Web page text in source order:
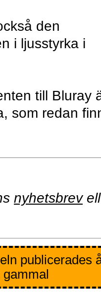
den
i ljusstyrka i
till Bluray
som redan
nyhetsbrev
publicerades